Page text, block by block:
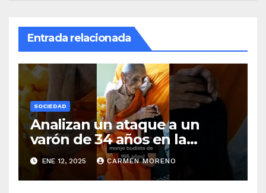
Entrada relacionada
SOCIEDAD
Analizan un ataque a un
varón de 34 años en la
ciudad de Málaga
ENE 12, 2025 CARMEN MORENO